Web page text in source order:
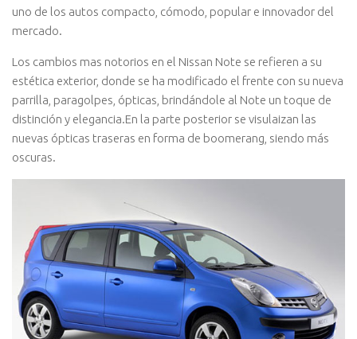
uno de los autos compacto, cómodo, popular e innovador del
mercado.
Los cambios mas notorios en el Nissan Note se refieren a su
estética exterior, donde se ha modificado el frente con su nueva
parrilla, paragolpes, ópticas, brindándole al Note un toque de
distinción y elegancia.En la parte posterior se visulaizan las
nuevas ópticas traseras en forma de boomerang, siendo más
oscuras.